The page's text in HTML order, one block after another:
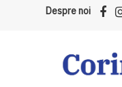
Despre noi